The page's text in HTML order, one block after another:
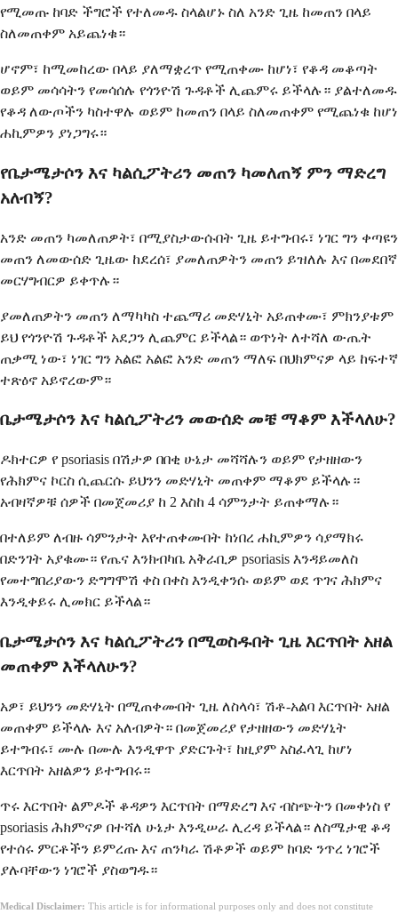
የሚመጡ ከባድ ችግሮች የተለመዱ ስላልሆኑ ስለ አንድ ጊዜ ከመጠን በላይ
ስለመጠቀም አይጨነቁ።
ሆኖም፣ ከሚመከረው በላይ ያለማቋረጥ የሚጠቀሙ ከሆነ፣ የቆዳ መቆጣት
ወይም መሳሳትን የመሳሰሉ የጎንዮሽ ጉዳቶች ሊጨምሩ ይችላሉ። ያልተለመዱ
የቆዳ ለውጦችን ካስተዋሉ ወይም ከመጠን በላይ ስለመጠቀም የሚጨነቁ ከሆነ
ሐኪምዎን ያነጋግሩ።
የቤታሜታሶን እና ካልሲፖትሪን መጠን ካመለጠኝ ምን ማድረግ
አለብኝ?
አንድ መጠን ካመለጠዎት፣ በሚያስታውሱበት ጊዜ ይተግብሩ፣ ነገር ግን ቀጣዩን
መጠን ለመውሰድ ጊዜው ከደረሰ፣ ያመለጠዎትን መጠን ይዝለሉ እና በመደበኛ
መርሃግብርዎ ይቀጥሉ።
ያመለጠዎትን መጠን ለማካካስ ተጨማሪ መድሃኒት አይጠቀሙ፣ ምክንያቱም
ይህ የጎንዮሽ ጉዳቶች አደጋን ሊጨምር ይችላል። ወጥነት ለተሻለ ውጤት
ጠቃሚ ነው፣ ነገር ግን አልፎ አልፎ አንድ መጠን ማለፍ በህክምናዎ ላይ ከፍተኛ
ተጽዕኖ አይኖረውም።
ቤታሜታሶን እና ካልሲፖትሪን መውሰድ መቼ ማቆም እችላለሁ?
ዶክተርዎ የ psoriasis በሽታዎ በበቂ ሁኔታ መሻሻሉን ወይም የታዘዘውን
የሕክምና ኮርስ ሲጨርሱ ይህንን መድሃኒት መጠቀም ማቆም ይችላሉ።
አብዛኛዎቹ ሰዎች በመጀመሪያ ከ 2 እስከ 4 ሳምንታት ይጠቀማሉ።
በተለይም ለብዙ ሳምንታት እየተጠቀሙበት ከነበረ ሐኪምዎን ሳያማክሩ
በድንገት አያቁሙ። የጤና እንክብካቤ አቅራቢዎ psoriasis እንዳይመለስ
የመተግበሪያውን ድግግሞሽ ቀስ በቀስ እንዲቀንሱ ወይም ወደ ጥገና ሕክምና
እንዲቀይሩ ሊመክር ይችላል።
ቤታሜታሶን እና ካልሲፖትሪን በሚወስዱበት ጊዜ እርጥበት አዘል
መጠቀም እችላለሁን?
አዎ፣ ይህንን መድሃኒት በሚጠቀሙበት ጊዜ ለስላሳ፣ ሽቶ-አልባ እርጥበት አዘል
መጠቀም ይችላሉ እና አለብዎት። በመጀመሪያ የታዘዘውን መድሃኒት
ይተግብሩ፣ ሙሉ በሙሉ እንዲዋጥ ያድርጉት፣ ከዚያም አስፈላጊ ከሆነ
እርጥበት አዘልዎን ይተግብሩ።
ጥሩ እርጥበት ልምዶች ቆዳዎን እርጥበት በማድረግ እና ብስጭትን በመቀነስ የ
psoriasis ሕክምናዎ በተሻለ ሁኔታ እንዲሠራ ሊረዳ ይችላል። ለስሜታዊ ቆዳ
የተሰሩ ምርቶችን ይምረጡ እና ጠንካራ ሽቶዎች ወይም ከባድ ንጥረ ነገሮች
ያሉባቸውን ነገሮች ያስወግዱ።
Medical Disclaimer: This article is for informational purposes only and does not constitute